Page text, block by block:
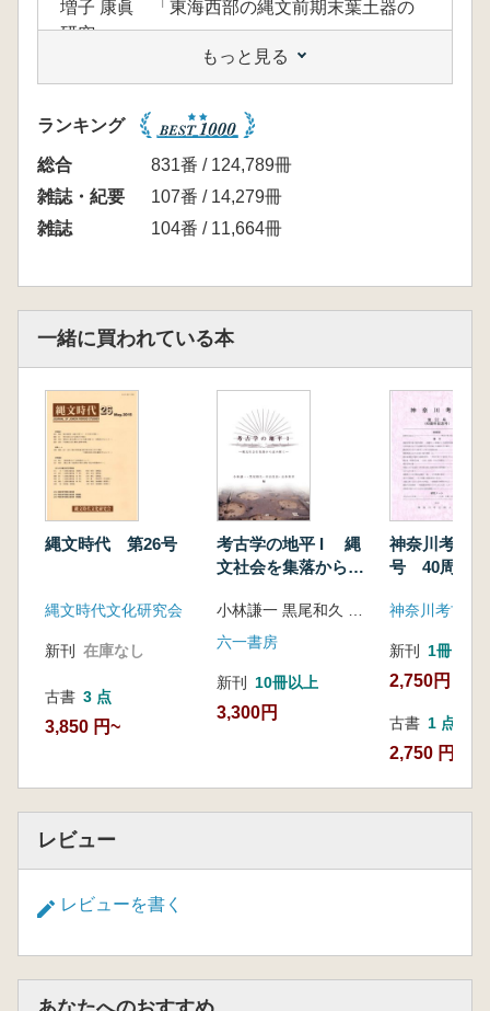
増子 康眞 「東海西部の縄文前期末葉土器の
研究」
石井 寛 「垂下隆帯類型と称名寺式土器の変
質」
長田 友也 「後期前半の石棒―緑泥石片岩製
石棒の展開―」
研究ノート
阿部 昭典 「東北地方における中期末葉の台形
土器と台付浅鉢」
谷藤 保彦 「土器型式綱年論 前 期」
古谷 渉 「土器型式編年論 後 期」
本橋恵美子 「集落・領域論」
阿部 昭典 「遺構論」
大工原 豊 「遺物論(石器)」
山田 康弘 「墓制論」
佐野 隆「生業論(2014年)」
遠部 慎 「関連科学(年代測定)」
中尾 篤志「地域動向(九州)」
2015年縄文時代関係文献目録
2013年縄文時代関係文献目録(補遺編)
2014年縄文時代関係文献目録(補遺編)
もっと見る
ランキング
総合
831番 / 124,789冊
雑誌・紀要
107番 / 14,279冊
雑誌
104番 / 11,664冊
一緒に買われている本
縄文時代 第26号
縄文時代文化研究会
新刊 在庫なし
古書 3 点
3,850 円~
考古学の地平 I 縄
文社会を集落から読
小林謙一 黒尾和久 中山真治 山本典幸 編
六一書房
新刊 10冊以上
3,300円
神奈川考古
号 40周年記
神奈川考古同
新刊 1冊
2,750円
古書 1 点
2,750 円
レビュー
レビューを書く